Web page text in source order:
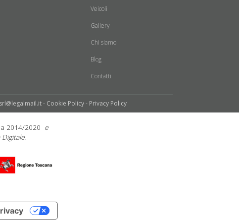
Veicoli
Gallery
Chi siamo
Blog
Contatti
- Cookie Policy- Privacy Policy
2014/2020 e